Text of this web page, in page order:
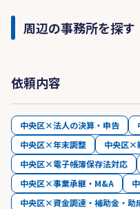
周辺の事務所を探す
依頼内容
中央区×法人の決算・申告
中央区×年末調整
中央区×
中央区×電子帳簿保存法対応
中央区×事業承継・M&A
中央区×資金調達・補助金・助